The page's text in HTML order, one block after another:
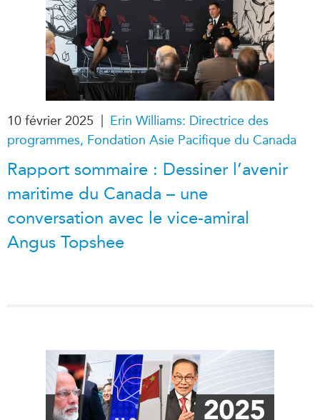
10 février 2025 | Erin Williams: Directrice des
programmes, Fondation Asie Pacifique du Canada
Rapport sommaire : Dessiner l’avenir
maritime du Canada – une
conversation avec le vice-amiral
Angus Topshee